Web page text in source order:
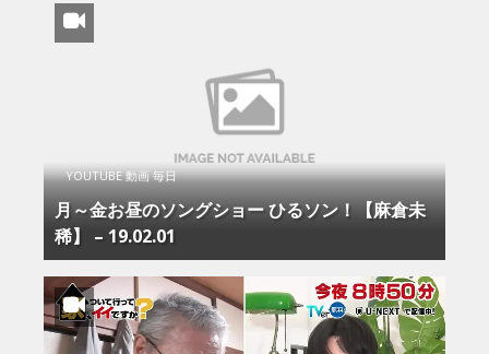
YOUTUBE 動画 毎日
月～金お昼のソングショー ひるソン！【麻倉未
稀】 – 19.02.01